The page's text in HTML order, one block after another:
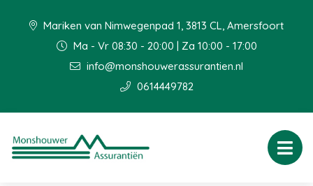
Mariken van Nimwegenpad 1, 3813 CL, Amersfoort
Ma - Vr 08:30 - 20:00 | Za 10:00 - 17:00
info@monshouwerassurantien.nl
0614449782